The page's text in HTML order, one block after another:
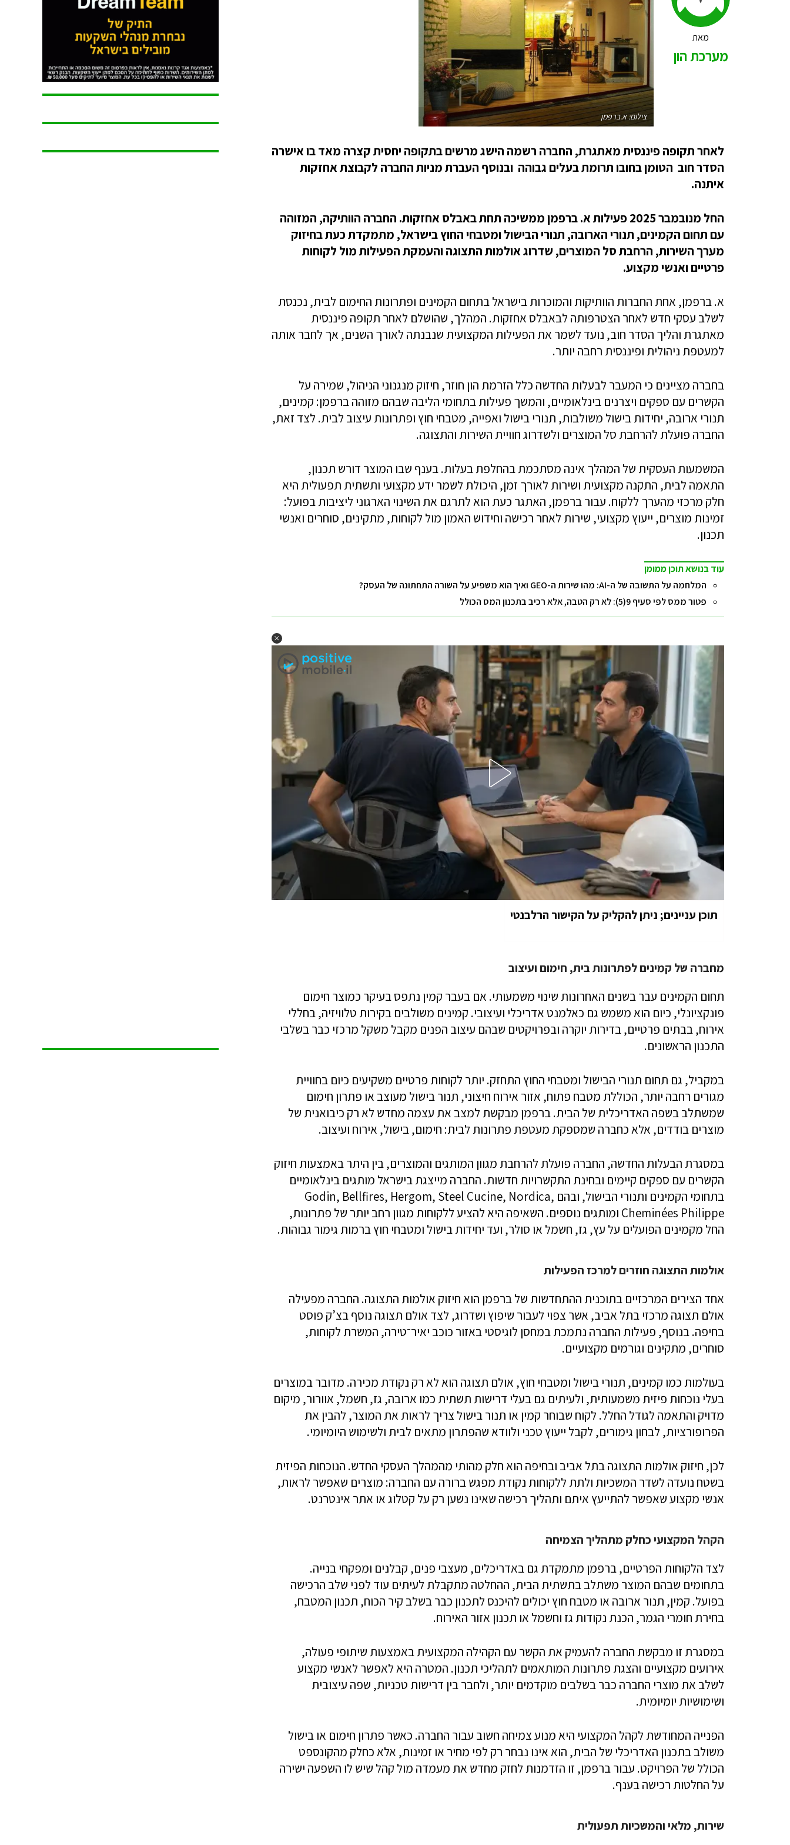
מאת
מערכת הון
צילום: א.ברפמן
לאחר תקופה פיננסית מאתגרת, החברה רשמה הישג מרשים בתקופה יחסית קצרה מאד בו אישרה
הסדר חוב הטומן בחובו תרומת בעלים גבוהה ובנוסף העברת מניות החברה לקבוצת אחזקות
איתנה.
החל מנובמבר 2025 פעילות א. ברפמן ממשיכה תחת באבלס אחזקות. החברה הוותיקה, המזוהה
עם תחום הקמינים, תנורי הארובה, תנורי הבישול ומטבחי החוץ בישראל, מתמקדת כעת בחיזוק
מערך השירות, הרחבת סל המוצרים, שדרוג אולמות התצוגה והעמקת הפעילות מול לקוחות
פרטיים ואנשי מקצוע.
א. ברפמן, אחת החברות הוותיקות והמוכרות בישראל בתחום הקמינים ופתרונות החימום לבית, נכנסת
לשלב עסקי חדש לאחר הצטרפותה לבאבלס אחזקות. המהלך, שהושלם לאחר תקופה פיננסית
מאתגרת והליך הסדר חוב, נועד לשמר את הפעילות המקצועית שנבנתה לאורך השנים, אך לחבר אותה
למעטפת ניהולית ופיננסית רחבה יותר.
בחברה מציינים כי המעבר לבעלות החדשה כלל הזרמת הון חוזר, חיזוק מנגנוני הניהול, שמירה על
הקשרים עם ספקים ויצרנים בינלאומיים, והמשך פעילות בתחומי הליבה שבהם מזוהה ברפמן: קמינים,
תנורי ארובה, יחידות בישול משולבות, תנורי בישול ואפייה, מטבחי חוץ ופתרונות עיצוב לבית. לצד זאת,
החברה פועלת להרחבת סל המוצרים ולשדרוג חוויית השירות והתצוגה.
המשמעות העסקית של המהלך אינה מסתכמת בהחלפת בעלות. בענף שבו המוצר דורש תכנון,
התאמה לבית, התקנה מקצועית ושירות לאורך זמן, היכולת לשמר ידע מקצועי ותשתית תפעולית היא
חלק מרכזי מהערך ללקוח. עבור ברפמן, האתגר כעת הוא לתרגם את השינוי הארגוני ליציבות בפועל:
זמינות מוצרים, ייעוץ מקצועי, שירות לאחר רכישה וחידוש האמון מול לקוחות, מתקינים, סוחרים ואנשי
תכנון.
עוד בנושא תוכן ממומן
המלחמה על התשובה של ה-AI: מהו שירות ה-GEO ואיך הוא משפיע על השורה התחתונה של העסק?
פטור ממס לפי סעיף 9(5): לא רק הטבה, אלא רכיב בתכנון המס הכולל
תוכן עניינים; ניתן להקליק על הקישור הרלבנטי
מחברה של קמינים לפתרונות בית, חימום ועיצוב
תחום הקמינים עבר בשנים האחרונות שינוי משמעותי. אם בעבר קמין נתפס בעיקר כמוצר חימום
פונקציונלי, כיום הוא משמש גם כאלמנט אדריכלי ועיצובי. קמינים משולבים בקירות טלוויזיה, בחללי
אירוח, בבתים פרטיים, בדירות יוקרה ובפרויקטים שבהם עיצוב הפנים מקבל משקל מרכזי כבר בשלבי
התכנון הראשונים.
במקביל, גם תחום תנורי הבישול ומטבחי החוץ התחזק. יותר לקוחות פרטיים משקיעים כיום בחוויית
מגורים רחבה יותר, הכוללת מטבח פתוח, אזור אירוח חיצוני, תנור בישול מעוצב או פתרון חימום
שמשתלב בשפה האדריכלית של הבית. ברפמן מבקשת למצב את עצמה מחדש לא רק כיבואנית של
מוצרים בודדים, אלא כחברה שמספקת מעטפת פתרונות לבית: חימום, בישול, אירוח ועיצוב.
במסגרת הבעלות החדשה, החברה פועלת להרחבת מגוון המותגים והמוצרים, בין היתר באמצעות חיזוק
הקשרים עם ספקים קיימים ובחינת התקשרויות חדשות. החברה מייצגת בישראל מותגים בינלאומיים
בתחומי הקמינים ותנורי הבישול, ובהם Godin, Bellfires, Hergom, Steel Cucine, Nordica,
Cheminées Philippe ומותגים נוספים. השאיפה היא להציע ללקוחות מגוון רחב יותר של פתרונות,
החל מקמינים הפועלים על עץ, גז, חשמל או סולר, ועד יחידות בישול ומטבחי חוץ ברמות גימור גבוהות.
אולמות התצוגה חוזרים למרכז הפעילות
אחד הצירים המרכזיים בתוכנית ההתחדשות של ברפמן הוא חיזוק אולמות התצוגה. החברה מפעילה
אולם תצוגה מרכזי בתל אביב, אשר צפוי לעבור שיפוץ ושדרוג, לצד אולם תצוגה נוסף בצ’ק פוסט
בחיפה. בנוסף, פעילות החברה נתמכת במחסן לוגיסטי באזור כוכב יאיר־טירה, המשרת לקוחות,
סוחרים, מתקינים וגורמים מקצועיים.
בעולמות כמו קמינים, תנורי בישול ומטבחי חוץ, אולם תצוגה הוא לא רק נקודת מכירה. מדובר במוצרים
בעלי נוכחות פיזית משמעותית, ולעיתים גם בעלי דרישות תשתית כמו ארובה, גז, חשמל, אוורור, מיקום
מדויק והתאמה לגודל החלל. לקוח שבוחר קמין או תנור בישול צריך לראות את המוצר, להבין את
הפרופורציות, לבחון גימורים, לקבל ייעוץ טכני ולוודא שהפתרון מתאים לבית ולשימוש היומיומי.
לכן, חיזוק אולמות התצוגה בתל אביב ובחיפה הוא חלק מהותי מהמהלך העסקי החדש. הנוכחות הפיזית
בשטח נועדה לשדר המשכיות ולתת ללקוחות נקודת מפגש ברורה עם החברה: מוצרים שאפשר לראות,
אנשי מקצוע שאפשר להתייעץ איתם ותהליך רכישה שאינו נשען רק על קטלוג או אתר אינטרנט.
הקהל המקצועי כחלק מתהליך הצמיחה
לצד הלקוחות הפרטיים, ברפמן מתמקדת גם באדריכלים, מעצבי פנים, קבלנים ומפקחי בנייה.
בתחומים שבהם המוצר משתלב בתשתית הבית, ההחלטה מתקבלת לעיתים עוד לפני שלב הרכישה
בפועל. קמין, תנור ארובה או מטבח חוץ יכולים להיכנס לתכנון כבר בשלב קיר הכוח, תכנון המטבח,
בחירת חומרי הגמר, הכנת נקודות גז וחשמל או תכנון אזור האירוח.
במסגרת זו מבקשת החברה להעמיק את הקשר עם הקהילה המקצועית באמצעות שיתופי פעולה,
אירועים מקצועיים והצגת פתרונות המותאמים לתהליכי תכנון. המטרה היא לאפשר לאנשי מקצוע
לשלב את מוצרי החברה כבר בשלבים מוקדמים יותר, ולחבר בין דרישות טכניות, שפה עיצובית
ושימושיות יומיומית.
הפנייה המחודשת לקהל המקצועי היא מנוע צמיחה חשוב עבור החברה. כאשר פתרון חימום או בישול
משולב בתכנון האדריכלי של הבית, הוא אינו נבחר רק לפי מחיר או זמינות, אלא כחלק מהקונספט
הכולל של הפרויקט. עבור ברפמן, זו הזדמנות לחזק מחדש את מעמדה מול קהל שיש לו השפעה ישירה
על החלטות רכישה בענף.
שירות, מלאי והמשכיות תפעולית